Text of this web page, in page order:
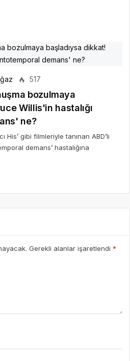
517
bozulmaya
Willis'in hastalığı
ne?
His’ gibi filmleriyle tanınan ABD’li
demans’ hastalığına
Gerekli alanlar işaretlendi *